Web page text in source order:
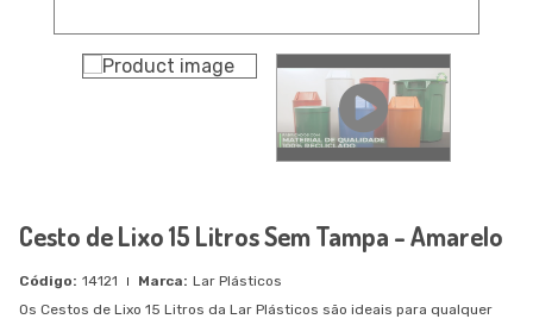
Cesto de Lixo 15 Litros Sem Tampa - Amarelo
14121
Lar Plásticos
Os Cestos de Lixo 15 Litros da Lar Plásticos são ideais para qualquer